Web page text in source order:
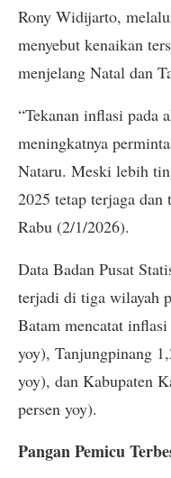
Rony Widijarto,
menyebut kenaikan
menjelang Natal dan
“Tekanan inflasi pada
meningkatnya
Nataru. Meski lebih
2025 tetap terjaga
Rabu (2/1/2026).
Data Badan Pusat
terjadi di tiga wilayah
Batam mencatat
yoy), Tanjungpinang
yoy), dan Kabupaten
persen yoy).
Pangan Pemicu